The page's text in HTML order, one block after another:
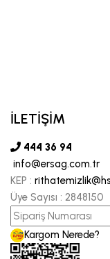
İLETİŞİM
444 36 94
info@ersag.com.tr
KEP :
Üye Sayısı : 2848150
Kargom Nerede?